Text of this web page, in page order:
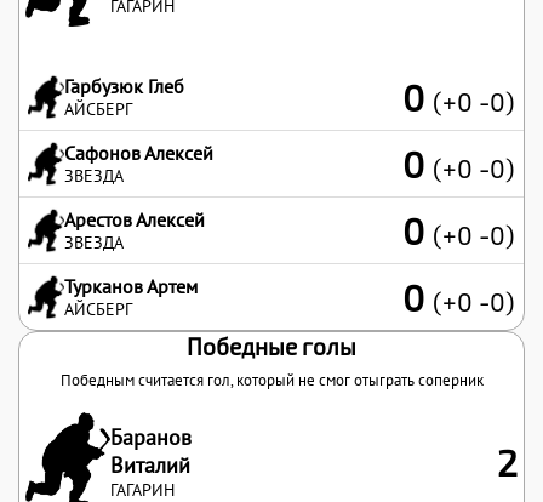
ГАГАРИН
Гарбузюк Глеб
АЙСБЕРГ 0 (+0 -0)
Сафонов Алексей
ЗВЕЗДА 0 (+0 -0)
Арестов Алексей
ЗВЕЗДА 0 (+0 -0)
Турканов Артем
АЙСБЕРГ 0 (+0 -0)
Победные голы
Победным считается гол, который не смог отыграть соперник
Баранов
Виталий
ГАГАРИН
2